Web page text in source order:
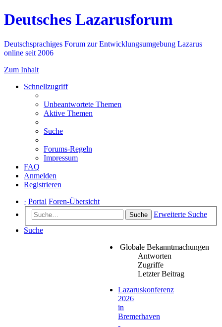
Deutsches Lazarusforum
Deutschsprachiges Forum zur Entwicklungsumgebung Lazarus
online seit 2006
Zum Inhalt
Schnellzugriff
Unbeantwortete Themen
Aktive Themen
Suche
Forums-Regeln
Impressum
FAQ
Anmelden
Registrieren
· Portal Foren-Übersicht
Suche
Erweiterte Suche
Suche
Globale Bekanntmachungen
Antworten
Zugriffe
Letzter Beitrag
Lazaruskonferenz
2026
in
Bremerhaven